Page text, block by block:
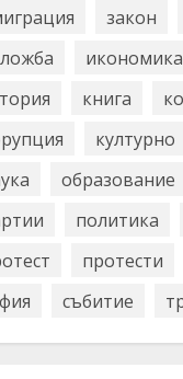
закон
икономика
книга
културно
образование
политика
протести
събитие